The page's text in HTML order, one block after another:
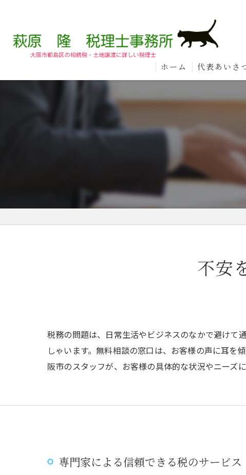
ホーム 代表あいさ
不安
税務の問題は、日常生活やビジネスのなかで避けて
しゃいます。無料相談の窓口は、お客様の声に耳を
阪市のスタッフが、お客様の具体的な状況やニーズ
専門家による信頼できる税のサービス